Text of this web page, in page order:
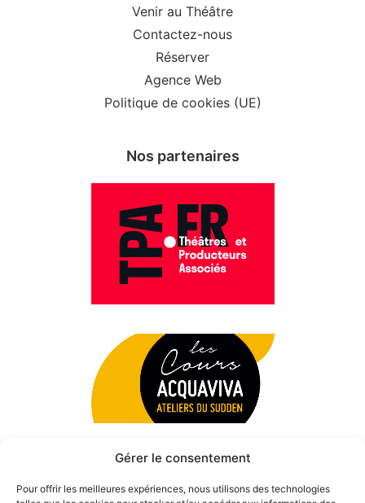
Gérer le consentement
Pour offrir les meilleures expériences, nous utilisons des technologies
Venir au Théâtre
Contactez-nous
Réserver
Agence Web
Politique de cookies (UE)
Nos partenaires